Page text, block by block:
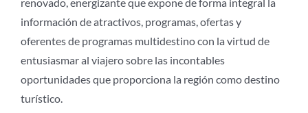
información de atractivos, programas, ofertas y
oferentes de programas multidestino con la virtud de
entusiasmar al viajero sobre las incontables
oportunidades que proporciona la región como destino
turístico.